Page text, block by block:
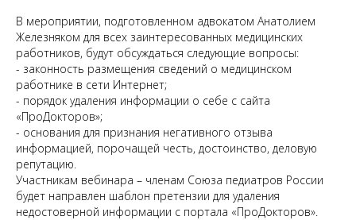
В мероприятии, подготовленном адвокатом Анатолием
Железняком для всех заинтересованных медицинских
работников, будут обсуждаться следующие вопросы:
- законность размещения сведений о медицинском
работнике в сети Интернет;
- порядок удаления информации о себе с сайта
«ПроДокторов»;
- основания для признания негативного отзыва
информацией, порочащей честь, достоинство, деловую
репутацию.
Участникам вебинара – членам Союза педиатров России
будет направлен шаблон претензии для удаления
недостоверной информации с портала «ПроДокторов».